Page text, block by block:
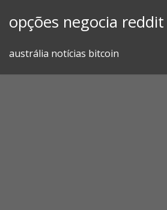
opções negocia reddit
austrália notícias bitcoin